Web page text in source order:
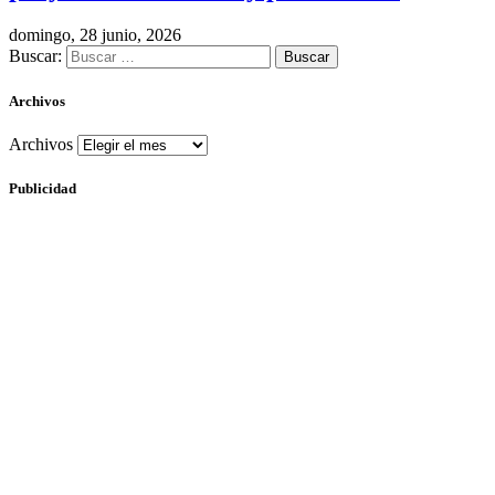
domingo, 28 junio, 2026
Buscar:
Archivos
Archivos
Publicidad